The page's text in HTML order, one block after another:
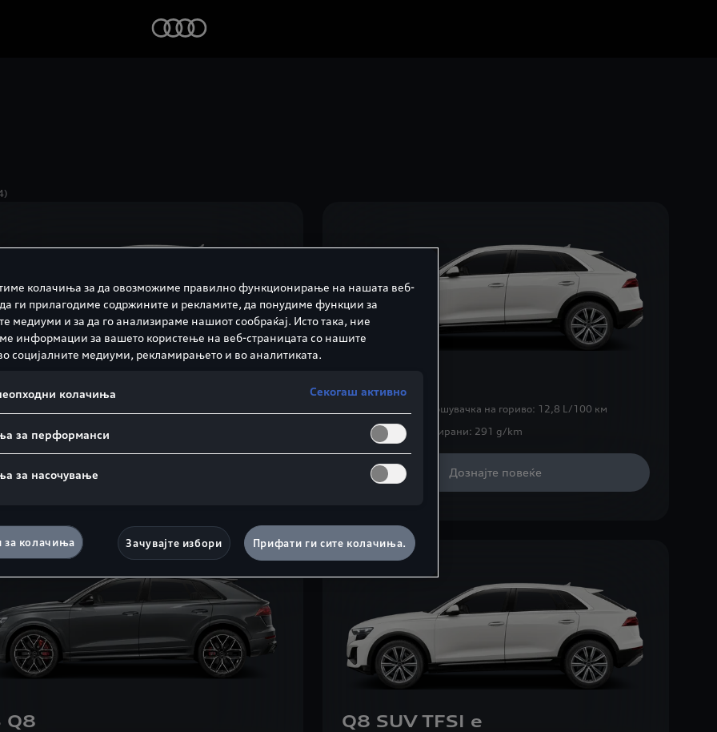
Дознајте повеќе
Комбинирана потрошувачка на гориво: 12,8 L/100 км
Co₂-Емисии комбинирани: 291 g/km
Дознајте повеќе
Q8 Q8 SUV TFSI e
колачиња за да овозможиме правилно функционирање на нашата веб-
ги прилагодиме содржините и рекламите, да понудиме функции за
медиуми и за да го анализираме нашиот сообраќај. Исто така, ние
информации за вашето користење на веб-страницата со нашите
социјалните медиуми, рекламирањето и во аналитиката.
колачиња Секогаш активно
за перформанси
за насочување
за колачиња Зачувајте избори Прифати ги сите колачиња.